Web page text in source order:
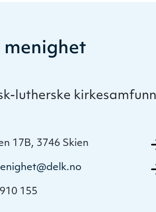
menighet
lutherske kirkesamfunn
17B, 3746 Skien
155